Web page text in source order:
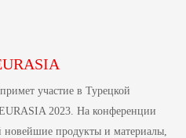
участие в Турецкой
2023. На конференции
продукты и материалы,